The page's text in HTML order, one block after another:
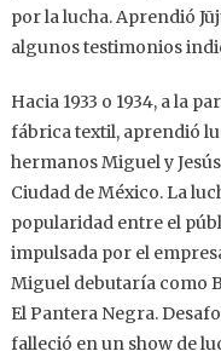
por la lucha. Aprendió
algunos testimonios
Hacia 1933 o 1934, a la
fábrica textil, aprendió
hermanos Miguel y
Ciudad de México. La
popularidad entre el
impulsada por el
Miguel debutaría como
El Pantera Negra.
falleció en un show de